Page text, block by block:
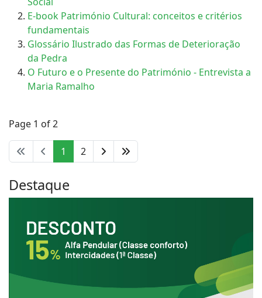
E-book Património Cultural: conceitos e critérios
fundamentais
Glossário Ilustrado das Formas de Deterioração
da Pedra
O Futuro e o Presente do Património - Entrevista a
Maria Ramalho
Page 1 of 2
1 2
Destaque